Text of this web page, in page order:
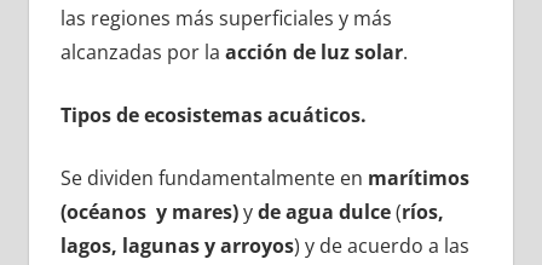
las regiones más superficiales y más
alcanzadas por la acción de luz solar.
Tipos de ecosistemas acuáticos.
Se dividen fundamentalmente en marítimos
(océanos y mares)yde agua dulce(ríos,
lagos, lagunas y arroyos) y de acuerdo a las